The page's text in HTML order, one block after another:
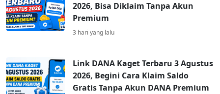
2026, Bisa Diklaim Tanpa Akun
Premium
3 hari yang lalu
Link DANA Kaget Terbaru 3 Agustus
2026, Begini Cara Klaim Saldo
Gratis Tanpa Akun DANA Premium